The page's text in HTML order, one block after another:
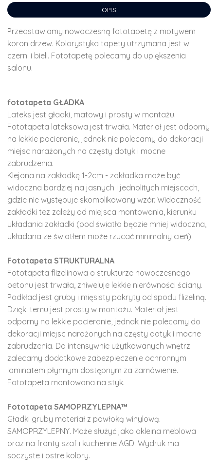
OPIS
Przedstawiamy nowoczesną fototapetę z motywem
koron drzew. Kolorystyka tapety utrzymana jest w
czerni i bieli. Fototapetę polecamy do upiększenia
salonu.
fototapeta GŁADKA
Lateks jest gładki, matowy i prosty w montażu.
Fototapeta lateksowa jest trwała. Materiał jest odporny
na lekkie pocieranie, jednak nie polecamy do dekoracji
miejsc narażonych na częsty dotyk i mocne
zabrudzenia.
Klejona na zakładkę 1-2cm - zakładka może być
widoczna bardziej na jasnych i jednolitych miejscach,
gdzie nie występuje skomplikowany wzór. Widoczność
zakładki tez zależy od miejsca montowania, kierunku
układania zakładki (pod światło będzie mniej widoczna,
układana ze światłem może rzucać minimalny cień).
Fototapeta STRUKTURALNA
Fototapeta flizelinowa o strukturze nowoczesnego
betonu jest trwała, zniweluje lekkie nierówności ściany.
Podkład jest gruby i mięsisty pokryty od spodu flizeliną.
Dzięki temu jest prosty w montażu. Materiał jest
odporny na lekkie pocieranie, jednak nie polecamy do
dekoracji miejsc narażonych na częsty dotyk i mocne
zabrudzenia. Do intensywnie użytkowanych wnętrz
zalecamy dodatkowe zabezpieczenie ochronnym
laminatem płynnym dostępnym za zamówienie.
Fototapeta montowana na styk.
Fototapeta SAMOPRZYLEPNA™
Gładki gruby materiał z powłoką winylową.
SAMOPRZYLEPNY. Może służyć jako okleina meblowa
oraz na fronty szaf i kuchenne AGD. Wydruk ma
soczyste i ostre kolory.